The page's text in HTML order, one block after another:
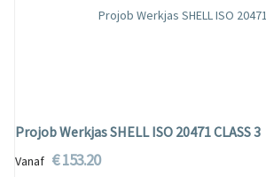
Projob Werkjas SHELL ISO 20471 CLASS 3
Vanaf € 153.20